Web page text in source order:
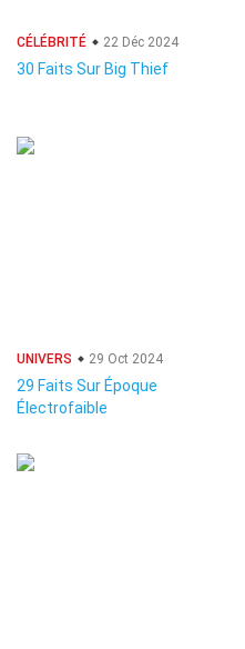
CÉLÉBRITÉ 22 Déc 2024
30 Faits Sur Big Thief
UNIVERS 29 Oct 2024
29 Faits Sur Époque
Électrofaible